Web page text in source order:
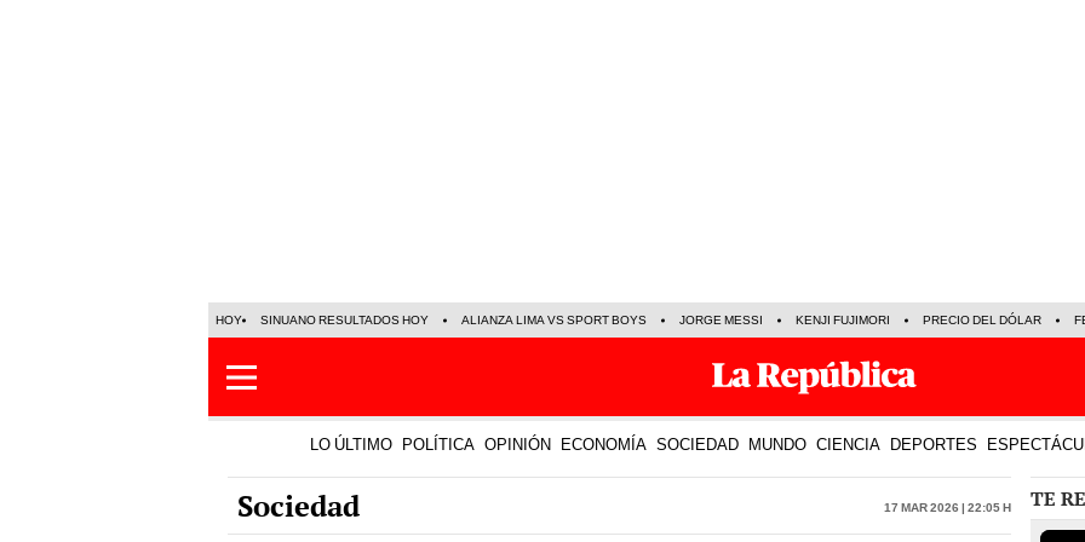
HOY SINUANO RESULTADOS HOY ALIANZA LIMA VS SPORT BOYS JORGE MESSI KENJI FUJIMORI PRECIO DEL DÓLAR
LO ÚLTIMO POLÍTICA OPINIÓN ECONOMÍA SOCIEDAD MUNDO CIENCIA DEPORTES
Sociedad 17 Mar 2026 | 22:05 h TE